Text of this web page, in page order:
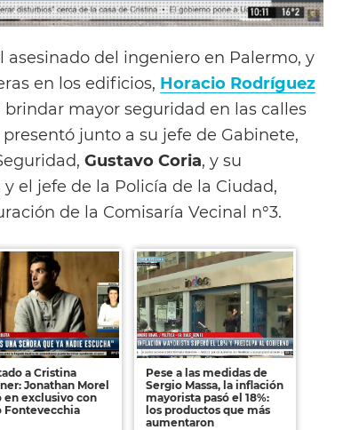
asesinado del ingeniero en Palermo, y
en los edificios, Horacio Rodríguez
mayor seguridad en las calles
junto a su jefe de Gabinete,
Gustavo Coria, y su
y el jefe de la Policía de la Ciudad,
de la Comisaría Vecinal n°3.
a Cristina
Jonathan Morel
en exclusivo con
Fontevecchia
Pese a las medidas de
Sergio Massa, la inflación
mayorista pasó el 18%:
los productos que más
aumentaron